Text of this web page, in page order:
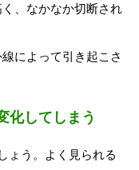
、なかなか切断され
によって引き起こさ
化してしまう
ょう。よく見られる